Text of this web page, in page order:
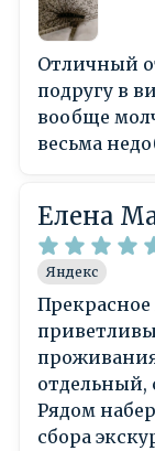
Отличный
подругу в
вообще
весьма
Елена
Яндекс
Прекрасное
отдельный,
Рядом
сбора